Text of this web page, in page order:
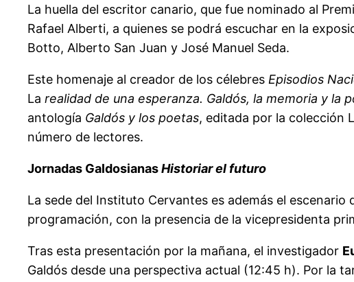
La huella del escritor canario, que fue nominado al
Rafael Alberti, a quienes se podrá escuchar en la
Botto, Alberto San Juan y José Manuel Seda.
Este homenaje al creador de los célebres Episodios
La realidad de una esperanza. Galdós, la memoria y la
antología Galdós y los poetas, editada por la colección
número de lectores.
Jornadas GaldosianasHistoriar el futuro
La sede del Instituto Cervantes es además el
programación, con la presencia de la vicepresidenta
Tras esta presentación por la mañana, el investigador
Galdós desde una perspectiva actual (12:45 h). Por la